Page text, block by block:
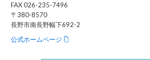
FAX 026-235-7496
〒380-8570
長野市南長野幅下692-2
公式ホームページ